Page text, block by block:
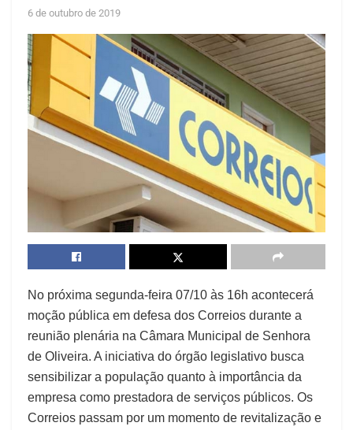
6 de outubro de 2019
No próxima segunda-feira 07/10 às 16h acontecerá
moção pública em defesa dos Correios durante a
reunião plenária na Câmara Municipal de Senhora
de Oliveira. A iniciativa do órgão legislativo busca
sensibilizar a população quanto à importância da
empresa como prestadora de serviços públicos. Os
Correios passam por um momento de revitalização e